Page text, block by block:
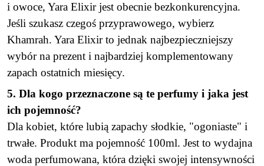
i owoce, Yara Elixir jest obecnie bezkonkurencyjna.
Jeśli szukasz czegoś przyprawowego, wybierz
Khamrah. Yara Elixir to jednak najbezpieczniejszy
wybór na prezent i najbardziej komplementowany
zapach ostatnich miesięcy.
5. Dla kogo przeznaczone są te perfumy i jaka jest
ich pojemność?
Dla kobiet, które lubią zapachy słodkie, "ogoniaste" i
trwałe. Produkt ma pojemność 100ml. Jest to wydajna
woda perfumowana, która dzięki swojej intensywności